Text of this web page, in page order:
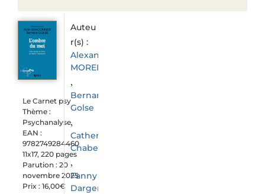
Le Carnet psy
Thème :
Psychanalyse
EAN :
9782749284460
11x17, 220 pages
Parution : 20
novembre 2025
Prix : 16,00€
Auteu
r(s) :
Alexandre
MOREL
,
Bernard
Golse
,
Catherine
Chabert
,
Fanny
Dargent